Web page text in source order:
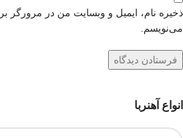
ذخیره نام، ایمیل و وبسایت من در مرورگر
می‌نویسم.
انواع آهنربا